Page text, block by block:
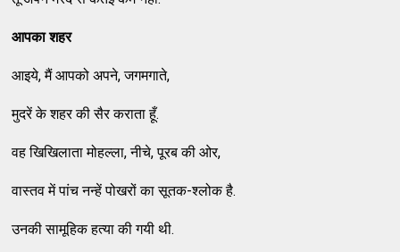
आपका शहर
आइये, मैं आपको अपने, जगमगाते,
मुदरें के शहर की सैर कराता हूँ.
वह खिखिलाता मोहल्ला, नीचे, पूरब की ओर,
वास्तव में पांच नन्हें पोखरों का सूतक-श्लोक है.
उनकी सामूहिक हत्या की गयी थी.